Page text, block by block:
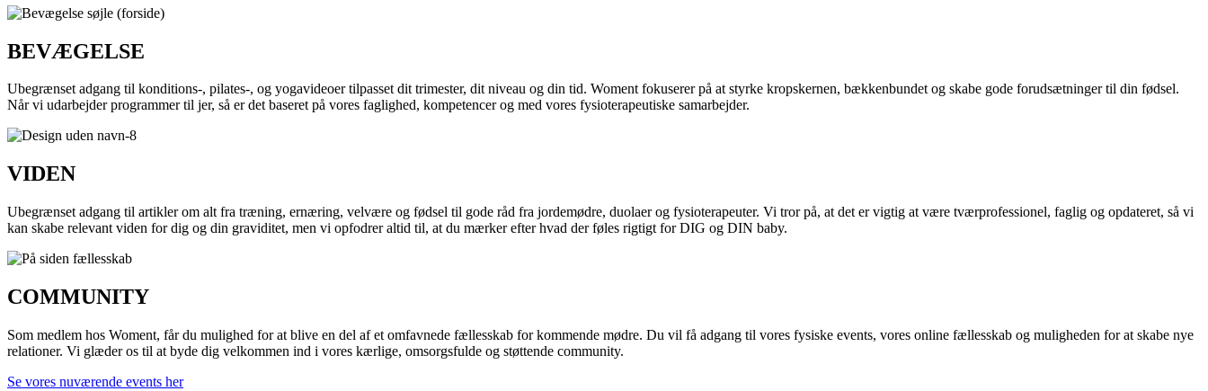
BEVÆGELSE
Ubegrænset adgang til konditions-, pilates-, og yogavideoer tilpasset dit trimester, dit niveau og din tid. Woment fokuserer på at styrke kropskernen, bækkenbundet og skabe gode forudsætninger til din fødsel.
Når vi udarbejder programmer til jer, så er det baseret på vores faglighed, kompetencer og med vores fysioterapeutiske samarbejder.
VIDEN
Ubegrænset adgang til artikler om alt fra træning, ernæring, velvære og fødsel til gode råd fra jordemødre, duolaer og fysioterapeuter. Vi tror på, at det er vigtig at være tværprofessionel, faglig og opdateret, så vi
kan skabe relevant viden for dig og din graviditet, men vi opfodrer altid til, at du mærker efter hvad der føles rigtigt for DIG og DIN baby.
COMMUNITY
Som medlem hos Woment, får du mulighed for at blive en del af et omfavnede fællesskab for kommende mødre. Du vil få adgang til vores fysiske events, vores online fællesskab og muligheden for at skabe nye
relationer. Vi glæder os til at byde dig velkommen ind i vores kærlige, omsorgsfulde og støttende community.
Se vores nuværende events her